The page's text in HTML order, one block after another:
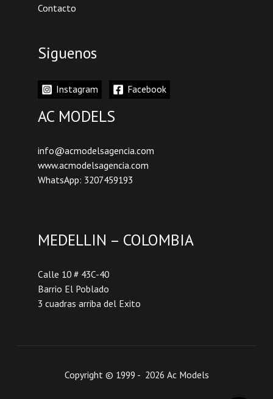
Contacto
Siguenos
Instagram Facebook
AC MODELS
info@acmodelsagencia.com
www.acmodelsagencia.com
WhatsApp: 3207459193
MEDELLIN – COLOMBIA
Calle 10 # 43C-40
Barrio El Poblado
3 cuadras arriba del Exito
Copyright © 1999 - 2026 Ac Models